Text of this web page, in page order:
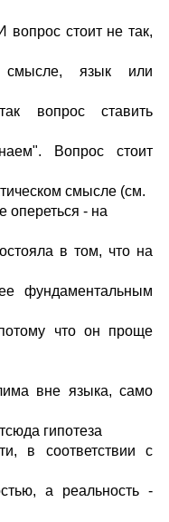
вопрос стоит не так,
смысле, язык или
вопрос ставить
Вопрос стоит
смысле (см.
опереться - на
в том, что на
фундаментальным
что он проще
вне языка, само
гипотеза
в соответствии с
а реальность -